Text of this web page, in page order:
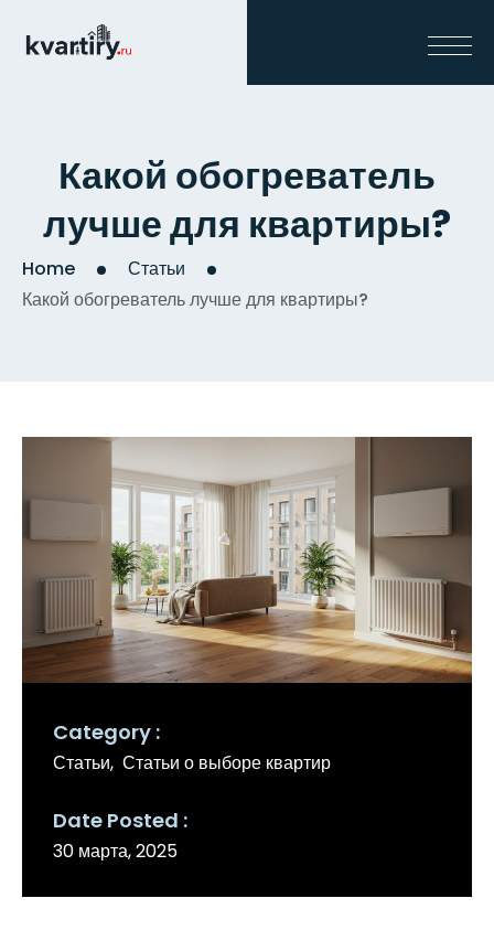
Какой обогреватель
лучше для квартиры?
Home
Статьи
Какой обогреватель лучше для квартиры?
Category
Статьи Статьи о выборе квартир
Date Posted
30 марта, 2025